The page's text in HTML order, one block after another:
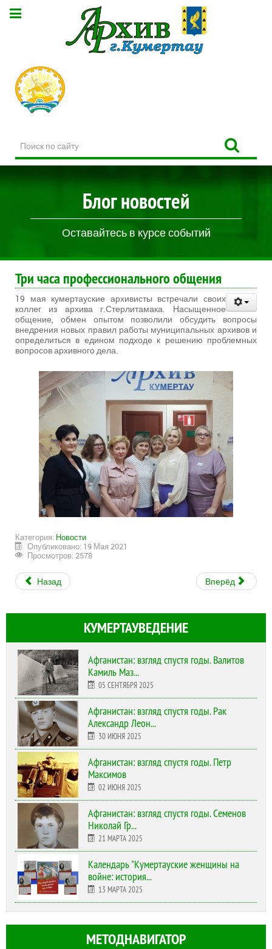
по
сайту
Блог новостей
Оставайтесь в курсе событий
Три часа профессионального общения
19 мая кумертауские архивисты встречали своих
коллег из архива г.Стерлитамака. Насыщенное
общение, обмен опытом позволили обсудить вопросы
внедрения новых правил работы муниципальных архивов и
определиться в едином подходе к решению проблемных
вопросов архивного дела.
Категория: Новости
Опубликовано: 19 Мая 2021
Просмотров: 2578
Назад Вперёд
КУМЕРТАУВЕДЕНИЕ
Афганистан: взгляд спустя годы. Валитов
Камиль Маз...
05 СЕНТЯБРЯ 2025
Афганистан: взгляд спустя годы. Рак
Александр Леон...
30 ИЮНЯ 2025
Афганистан: взгляд спустя годы. Петр
Максимов
02 ИЮНЯ 2025
Афганистан: взгляд спустя годы. Семенов
Николай Гр...
21 МАРТА 2025
Календарь "Кумертауские женщины на
войне: история...
13 МАРТА 2025
МЕТОДНАВИГАТОР